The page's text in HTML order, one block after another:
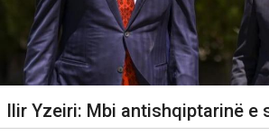
Ilir Yzeiri: Mbi antishqiptarinë e